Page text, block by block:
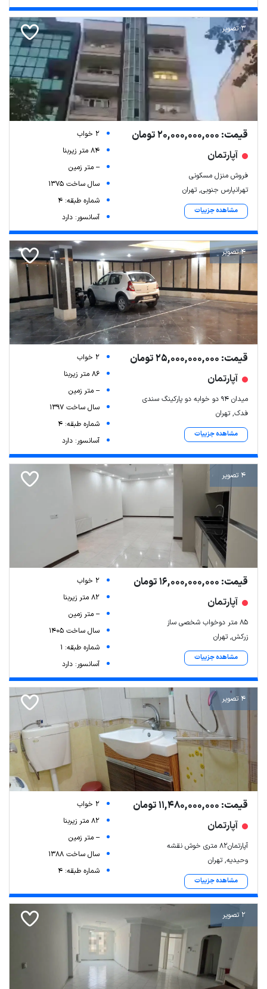
3 تصویر
قیمت: 20,000,000,000 تومان
آپارتمان
فروش منزل مسکونی
تهرانپارس جنوبی, تهران
مشاهده جزییات
2 خواب
84 متر زیربنا
-- متر زمین
سال ساخت 1375
شماره طبقه: 4
آسانسور: دارد
4 تصویر
قیمت: 25,000,000,000 تومان
آپارتمان
میدان ۹۴ دو خوابه دو پارکینگ سندی
فدک, تهران
مشاهده جزییات
2 خواب
86 متر زیربنا
-- متر زمین
سال ساخت 1397
شماره طبقه: 4
آسانسور: دارد
4 تصویر
قیمت: 16,000,000,000 تومان
آپارتمان
۸۵ متر دوخواب شخصی ساز
زرکش, تهران
مشاهده جزییات
2 خواب
82 متر زیربنا
-- متر زمین
سال ساخت 1405
شماره طبقه: 1
آسانسور: دارد
4 تصویر
قیمت: 11,480,000,000 تومان
آپارتمان
آپارتمان82 متری خوش نقشه
وحیدیه, تهران
مشاهده جزییات
2 خواب
82 متر زیربنا
-- متر زمین
سال ساخت 1388
شماره طبقه: 4
2 تصویر